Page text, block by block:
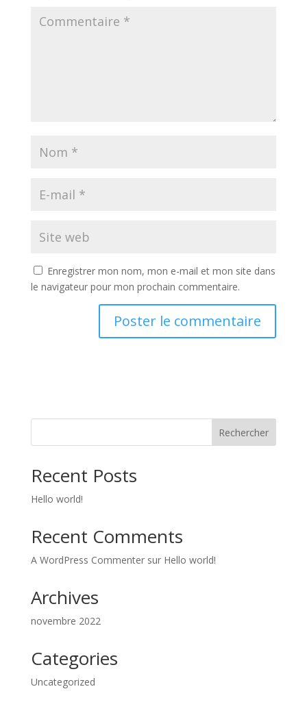
Enregistrer mon nom, mon e-mail et mon site dans
le navigateur pour mon prochain commentaire.
Rechercher
Recent Posts
Hello world!
Recent Comments
A WordPress Commentersur Hello world!
Archives
novembre 2022
Categories
Uncategorized